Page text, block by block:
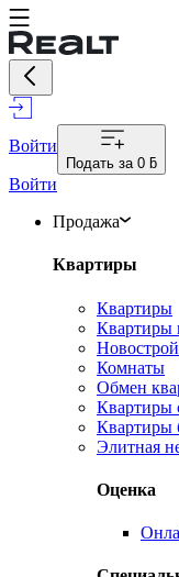
Войти
Подать за 0 ƃ
Войти
Продажа
Квартиры
Квартиры
Квартиры
Комнаты
Обмен
Квартиры
Квартиры
Элитная
Оценка